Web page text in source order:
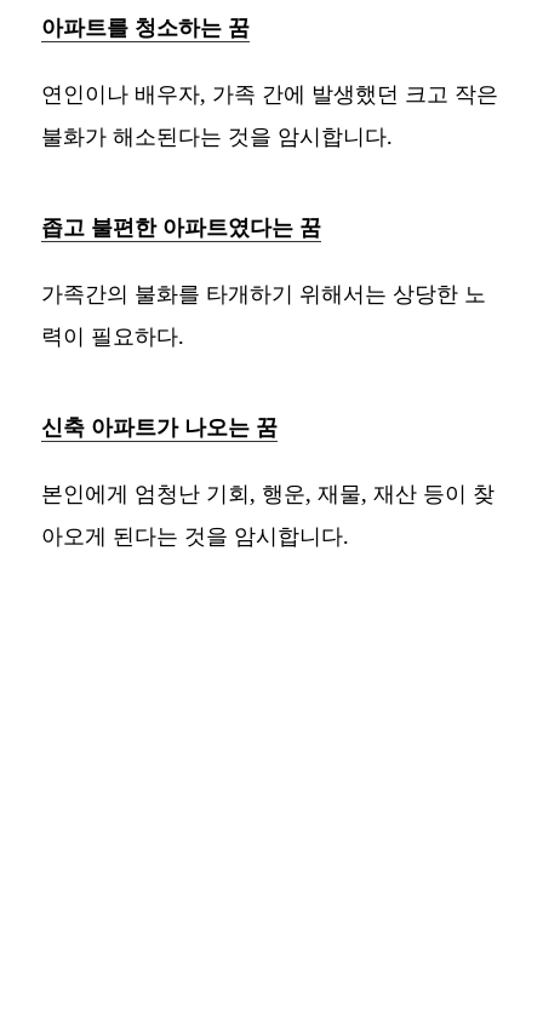
아파트를 청소하는 꿈
연인이나 배우자, 가족 간에 발생했던 크고 작은
불화가 해소된다는 것을 암시합니다.
좁고 불편한 아파트였다는 꿈
가족간의 불화를 타개하기 위해서는 상당한 노
력이 필요하다.
신축 아파트가 나오는 꿈
본인에게 엄청난 기회, 행운, 재물, 재산 등이 찾
아오게 된다는 것을 암시합니다.